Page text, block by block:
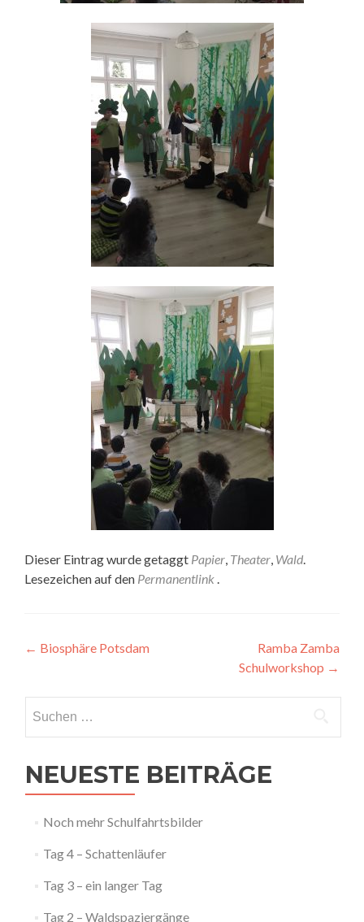
Dieser Eintrag wurde getaggt Papier, Theater, Wald.
Lesezeichen auf den Permanentlink .
Artikel-
← Biosphäre Potsdam
Ramba Zamba
Schulworkshop →
nach:
NEUESTE BEITRÄGE
Noch mehr Schulfahrtsbilder
Tag 4 – Schattenläufer
Tag 3 – ein langer Tag
Tag 2 – Waldspaziergänge